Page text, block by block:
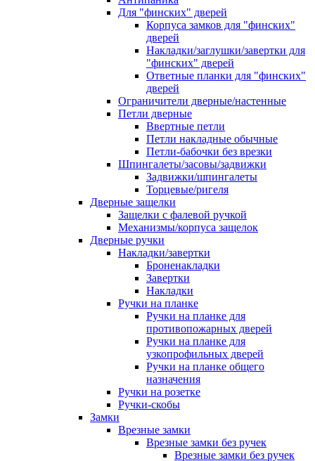
Для "финских" дверей
Корпуса замков для "финских"
дверей
Накладки/заглушки/завертки для
"финских" дверей
Ответные планки для "финских"
дверей
Ограничители дверные/настенные
Петли дверные
Ввертные петли
Петли накладные обычные
Петли-бабочки без врезки
Шпингалеты/засовы/задвижки
Задвижки/шпингалеты
Торцевые/ригеля
Дверные защелки
Защелки с фалевой ручкой
Механизмы/корпуса защелок
Дверные ручки
Накладки/завертки
Броненакладки
Завертки
Накладки
Ручки на планке
Ручки на планке для
противопожарных дверей
Ручки на планке для
узкопрофильных дверей
Ручки на планке общего
назначения
Ручки на розетке
Ручки-скобы
Замки
Врезные замки
Врезные замки без ручек
Врезные замки без ручек